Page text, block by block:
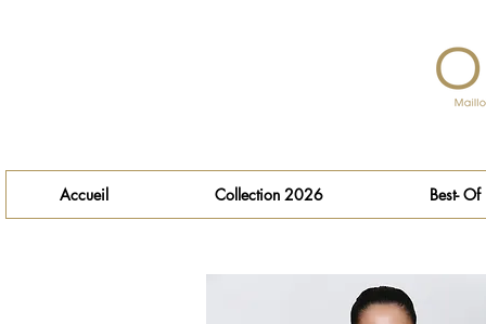
Accueil Collection 2026 Best- Of